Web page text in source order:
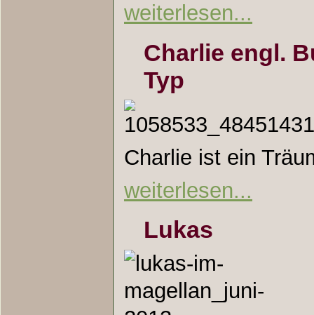
weiterlesen...
Charlie engl.
Typ
Charlie ist ein
weiterlesen...
Lukas